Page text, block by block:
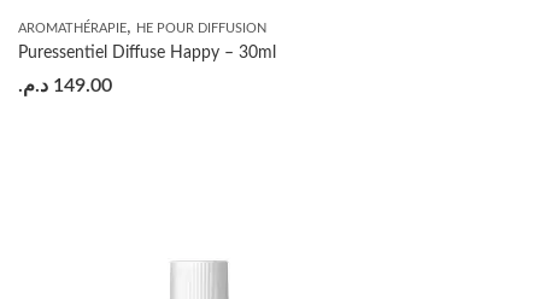
AROMATHÉRAPIE, HE POUR DIFFUSION
Puressentiel Diffuse Happy – 30ml
149.00 د.م.